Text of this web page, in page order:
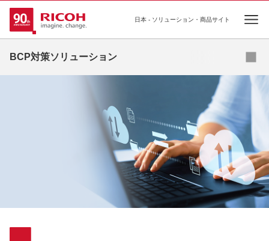
日本 - ソリューション・商品サイト
BCP対策ソリューション
ソリューション